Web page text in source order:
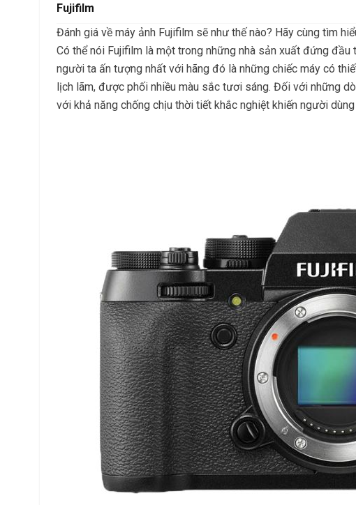
Fujifilm
Đánh giá về máy ảnh Fujifilm sẽ như thế nào? Hãy cùng tìm
Có thể nói Fujifilm là một trong những nhà sản xuất đứng
người ta ấn tượng nhất với hãng đó là những chiếc máy có
lịch lãm, được phối nhiều màu sắc tươi sáng. Đối với những
với khả năng chống chịu thời tiết khắc nghiệt khiến người